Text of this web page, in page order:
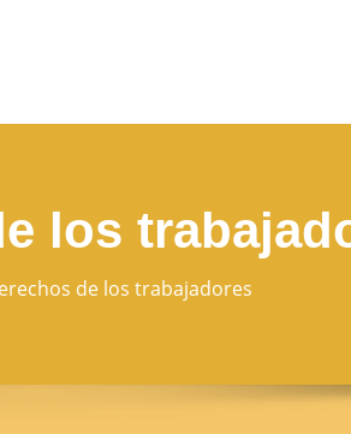
los
de los trabajadores